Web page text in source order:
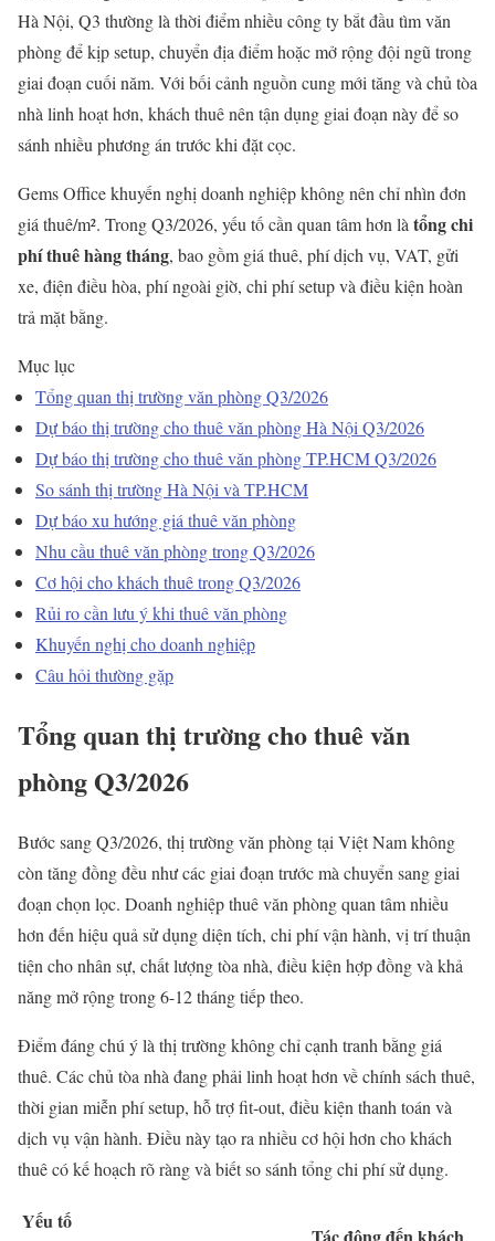
Hà Nội, Q3 thường là thời điểm nhiều công ty bắt đầu tìm văn
phòng để kịp setup, chuyển địa điểm hoặc mở rộng đội ngũ trong
giai đoạn cuối năm. Với bối cảnh nguồn cung mới tăng và chủ tòa
nhà linh hoạt hơn, khách thuê nên tận dụng giai đoạn này để so
sánh nhiều phương án trước khi đặt cọc.
Gems Office khuyến nghị doanh nghiệp không nên chỉ nhìn đơn
giá thuê/m². Trong Q3/2026, yếu tố cần quan tâm hơn là tổng chi
phí thuê hàng tháng, bao gồm giá thuê, phí dịch vụ, VAT, gửi
xe, điện điều hòa, phí ngoài giờ, chi phí setup và điều kiện hoàn
trả mặt bằng.
Mục lục
Tổng quan thị trường văn phòng Q3/2026
Dự báo thị trường cho thuê văn phòng Hà Nội Q3/2026
Dự báo thị trường cho thuê văn phòng TP.HCM Q3/2026
So sánh thị trường Hà Nội và TP.HCM
Dự báo xu hướng giá thuê văn phòng
Nhu cầu thuê văn phòng trong Q3/2026
Cơ hội cho khách thuê trong Q3/2026
Rủi ro cần lưu ý khi thuê văn phòng
Khuyến nghị cho doanh nghiệp
Câu hỏi thường gặp
Tổng quan thị trường cho thuê văn
phòng Q3/2026
Bước sang Q3/2026, thị trường văn phòng tại Việt Nam không
còn tăng đồng đều như các giai đoạn trước mà chuyển sang giai
đoạn chọn lọc. Doanh nghiệp thuê văn phòng quan tâm nhiều
hơn đến hiệu quả sử dụng diện tích, chi phí vận hành, vị trí thuận
tiện cho nhân sự, chất lượng tòa nhà, điều kiện hợp đồng và khả
năng mở rộng trong 6-12 tháng tiếp theo.
Điểm đáng chú ý là thị trường không chỉ cạnh tranh bằng giá
thuê. Các chủ tòa nhà đang phải linh hoạt hơn về chính sách thuê,
thời gian miễn phí setup, hỗ trợ fit-out, điều kiện thanh toán và
dịch vụ vận hành. Điều này tạo ra nhiều cơ hội hơn cho khách
thuê có kế hoạch rõ ràng và biết so sánh tổng chi phí sử dụng.
Yếu tố